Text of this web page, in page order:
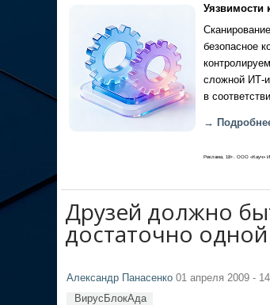
Уязвимости
безопасное
сложной ИТ-
в
→
Реклама, 18+. ООО «Кауч»
Друзей должно
достаточно одной
Александр Панасенко 01 апреля 2009 -
ВирусБлокАда